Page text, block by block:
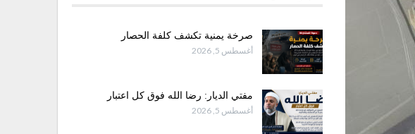
صرخة يمنية تكشف كلفة الحصار
أغسطس 5, 2026
مفتي الديار: رضا الله فوق كل اعتبار
أغسطس 5, 2026